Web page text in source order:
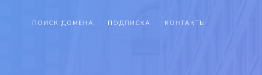
ПОИСК ДОМЕНА ПОДПИСКА КОНТАКТЫ